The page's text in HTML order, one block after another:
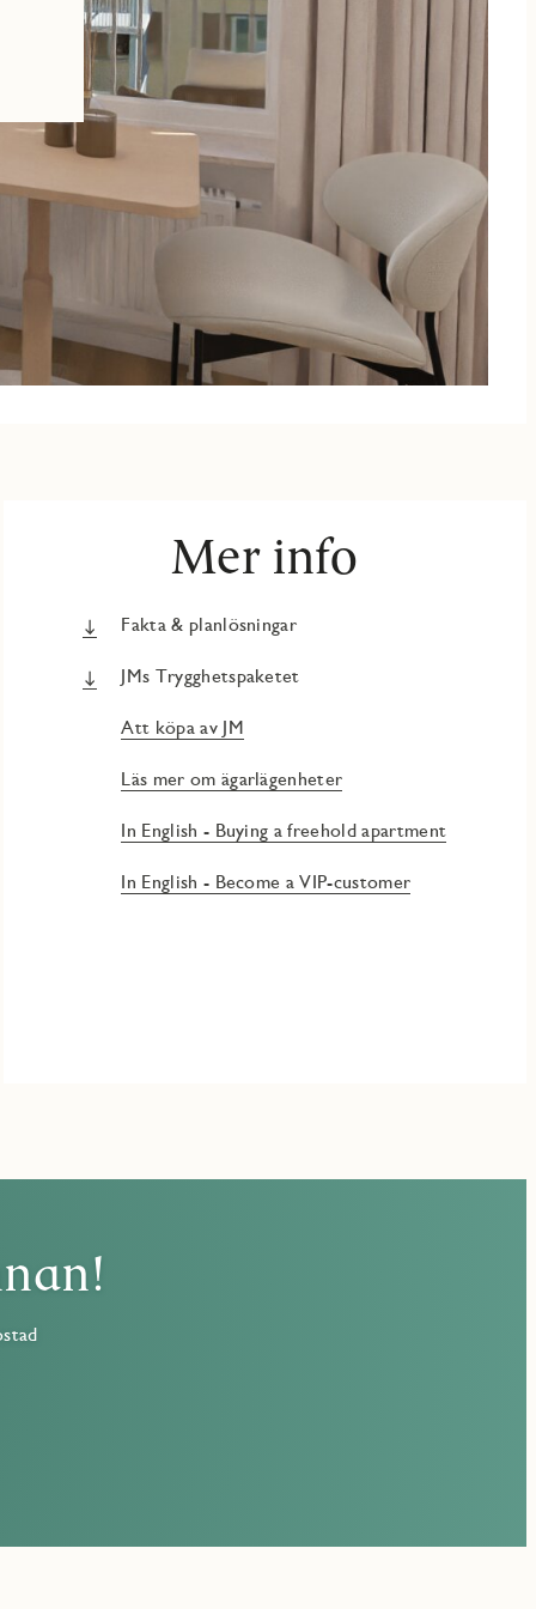
Mer info
Fakta & planlösningar
JMs Trygghetspaketet
Att köpa av JM
Läs mer om ägarlägenheter
In English - Buying a freehold apartment
In English - Become a VIP-customer